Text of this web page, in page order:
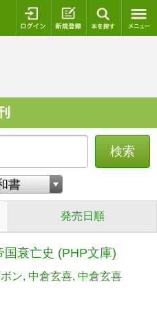
ログイン 新規登録
検索
発売日順
国衰亡史 (PHP文庫)
ン 中倉玄喜 中倉玄喜